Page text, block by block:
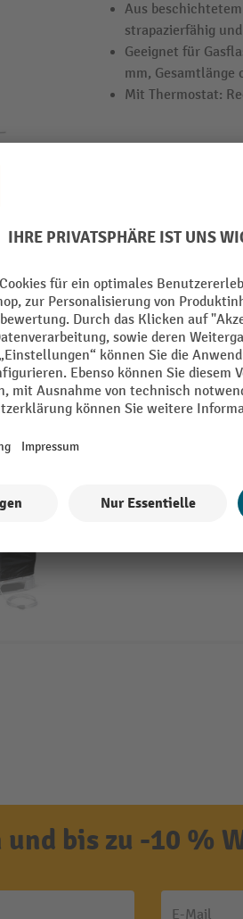
Aus
strapazierfähig
Geeignet für
mm, Gesamtlänge
Mit Thermostat:
Temperaturregler,
3 Varianten
Flexibler Mantel
Wasserabweisend
bis zu -10 %
E-Mail